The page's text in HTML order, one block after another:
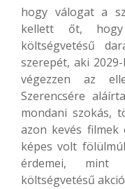
hogy válogat a
kellett őt,
költségvetésű
szerepét, aki
végezzen az
Szerencsére
mondani szokás,
azon kevés
képes volt
érdemei, mint
költségvetésű